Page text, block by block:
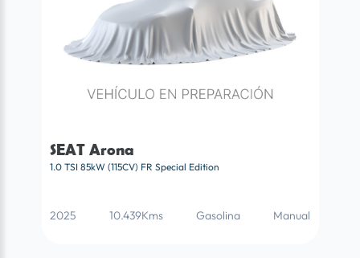
SEAT Arona
1.0 TSI 85kW (115CV) FR Special Edition
2025 10.439Kms Gasolina Manual